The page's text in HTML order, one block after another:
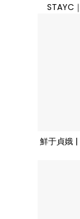
STAYC
鮮于貞娥 |